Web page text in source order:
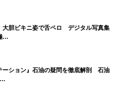
大胆ビキニ姿で舌ペロ デジタル写真集
…
ーション』石油の疑問を徹底解剖 石油